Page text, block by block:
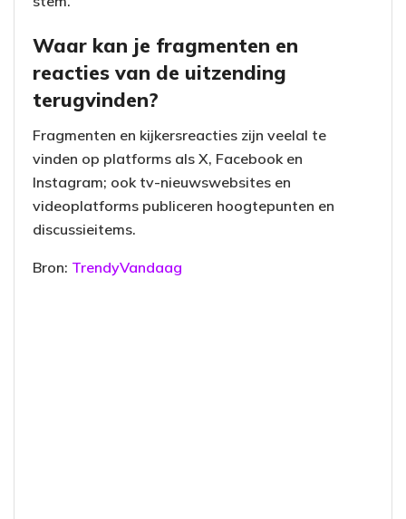
Waar kan je fragmenten en
reacties van de uitzending
terugvinden?
Fragmenten en kijkersreacties zijn veelal te
vinden op platforms als X, Facebook en
Instagram; ook tv-nieuwswebsites en
videoplatforms publiceren hoogtepunten en
discussieitems.
Bron: TrendyVandaag